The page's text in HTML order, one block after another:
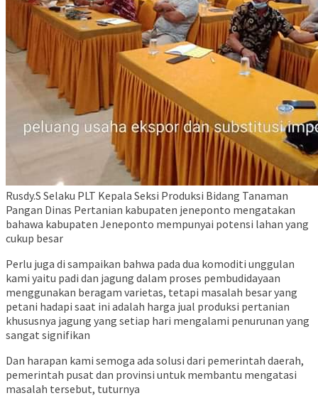
Rusdy.S Selaku PLT Kepala Seksi Produksi Bidang Tanaman
Pangan Dinas Pertanian kabupaten jeneponto mengatakan
bahawa kabupaten Jeneponto mempunyai potensi lahan yang
cukup besar
Perlu juga di sampaikan bahwa pada dua komoditi unggulan
kami yaitu padi dan jagung dalam proses pembudidayaan
menggunakan beragam varietas, tetapi masalah besar yang
petani hadapi saat ini adalah harga jual produksi pertanian
khususnya jagung yang setiap hari mengalami penurunan yang
sangat signifikan
Dan harapan kami semoga ada solusi dari pemerintah daerah,
pemerintah pusat dan provinsi untuk membantu mengatasi
masalah tersebut, tuturnya